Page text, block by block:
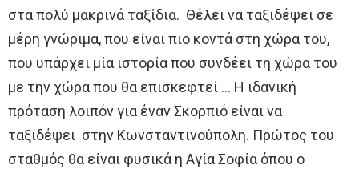
στα πολύ μακρινά ταξίδια. Θέλει να ταξιδέψει σε
μέρη γνώριμα, που είναι πιο κοντά στη χώρα του,
που υπάρχει μία ιστορία που συνδέει τη χώρα του
με την χώρα που θα επισκεφτεί … Η ιδανική
πρόταση λοιπόν για έναν Σκορπιό είναι να
ταξιδέψει στην Κωνσταντινούπολη. Πρώτος του
σταθμός θα είναι φυσικά η Αγία Σοφία όπου ο